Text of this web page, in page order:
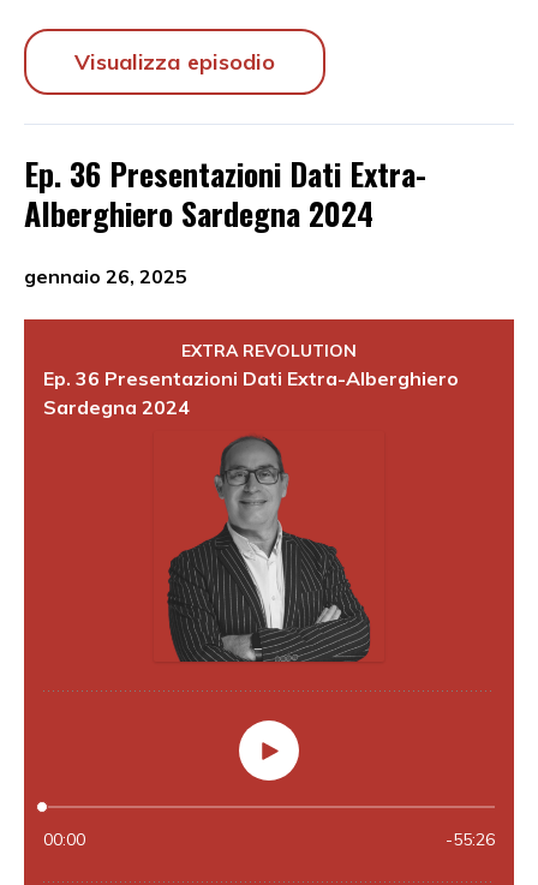
Visualizza episodio
Ep. 36 Presentazioni Dati Extra-
Alberghiero Sardegna 2024
gennaio 26, 2025